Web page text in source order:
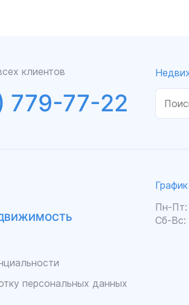
клиентов
779-77-22
Пн-Пт:
Сб-Вс:
персональных данных